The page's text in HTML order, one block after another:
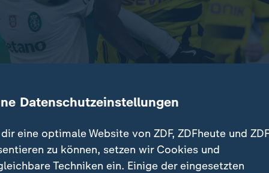
schafft Borussia Dortmund den Sprung ins
uninspirierten Auftritt beim BVB, dem ein 0:0 reicht.
Datenschutzeinstellungen
eine optimale Website von ZDF, ZDFheute und
zu können, setzen wir Cookies und
Techniken ein. Einige der eingesetzten